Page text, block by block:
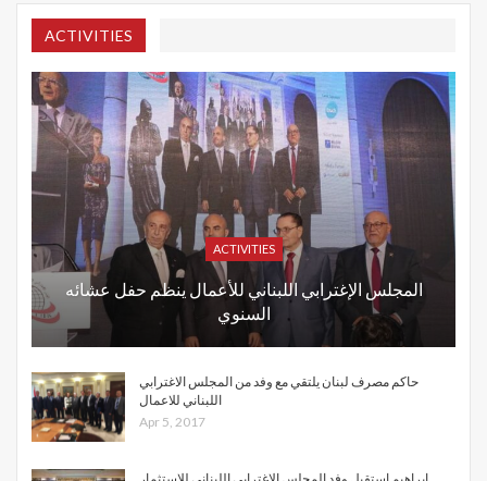
ACTIVITIES
ACTIVITIES
المجلس الإغترابي اللبناني للأعمال ينظم حفل عشائه
السنوي
حاكم مصرف لبنان يلتقي مع وفد من المجلس الاغترابي
اللبناني للاعمال
Apr 5, 2017